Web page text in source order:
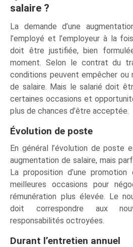
salaire ?
La demande d’une
l’employé et l’employeur à la
doit être justifiée, bien
moment. Selon le contrat du
conditions peuvent empêcher ou
de salaire. Mais le salarié doit
certaines occasions et
plus de chances d’être acceptée.
Évolution de poste
En général l’évolution de poste
augmentation de salaire, mais
La proposition d’une
meilleures occasions pour
rémunération plus élevée. Le
doit correspondre aux
responsabilités octroyées.
Durant l’entretien annuel